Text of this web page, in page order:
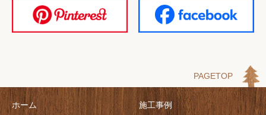
PAGETOP
ホーム
施工事例